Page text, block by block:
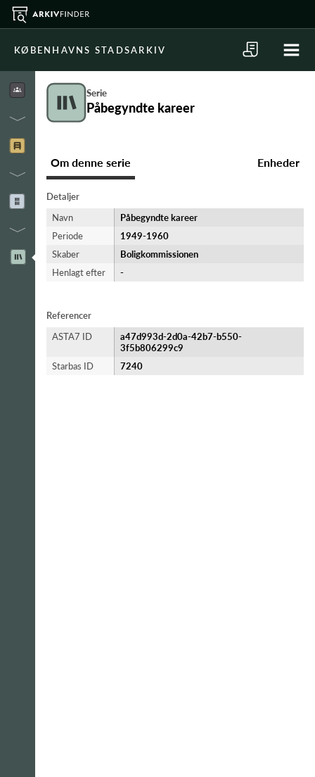
KØBENHAVNS STADSARKIV
Serie
Påbegyndte kareer
Om denne serie Enheder
Detaljer
Navn
Påbegyndte kareer
Periode
1949-​1960
Skaber
Boligkommissionen
Henlagt efter
-
Referencer
ASTA7 ID
a47d993d-2d0a-42b7-b550-
3f5b806299c9
Starbas ID
7240